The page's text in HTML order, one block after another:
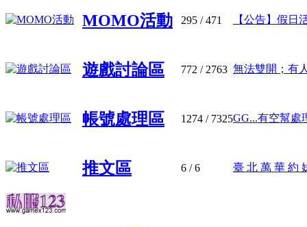
MOMO活動 295 / 471 【公告】假日
遊戲討論區 772 / 2763 無法雙開；有
帳號處理區 1274 / 7325GG...有空幫處
推文區 6 / 6 臺 北 萬 華 約